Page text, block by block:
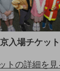
入場チケット
トの詳細を見